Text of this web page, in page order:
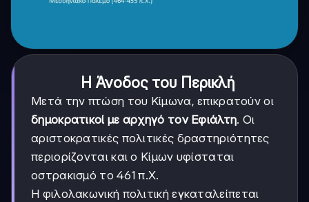
Η Άνοδος του Περικλή
Μετά την πτώση του Κίμωνα, επικρατούν οι
δημοκρατικοί με αρχηγό τον Εφιάλτη. Οι
αριστοκρατικές πολιτικές δραστηριότητες
περιορίζονται και ο Κίμων υφίσταται
οστρακισμό το 461 π.Χ.
Η φιλολακωνική πολιτική εγκαταλείπεται